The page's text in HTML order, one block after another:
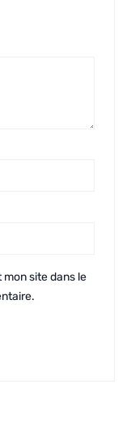
site dans le